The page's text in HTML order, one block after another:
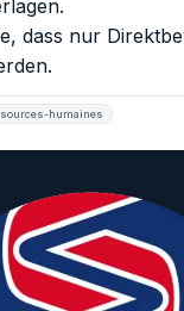
dass nur
humaines